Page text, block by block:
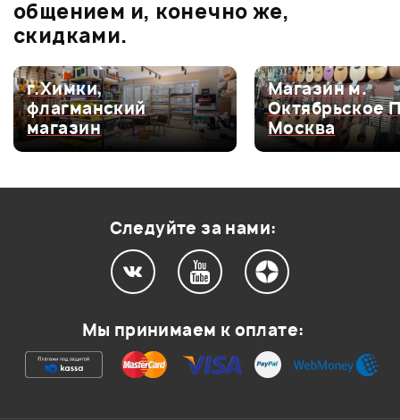
0.0
Оценка5
0
Оценка4
0
Оценка3
0
Ваша оценка:
общением и, конечно же,
скидками.
г.Химки,
флагманский
магазин
Магазин м.
Октябрьское
Москва
Следуйте за нами:
Мы принимаем к оплате: